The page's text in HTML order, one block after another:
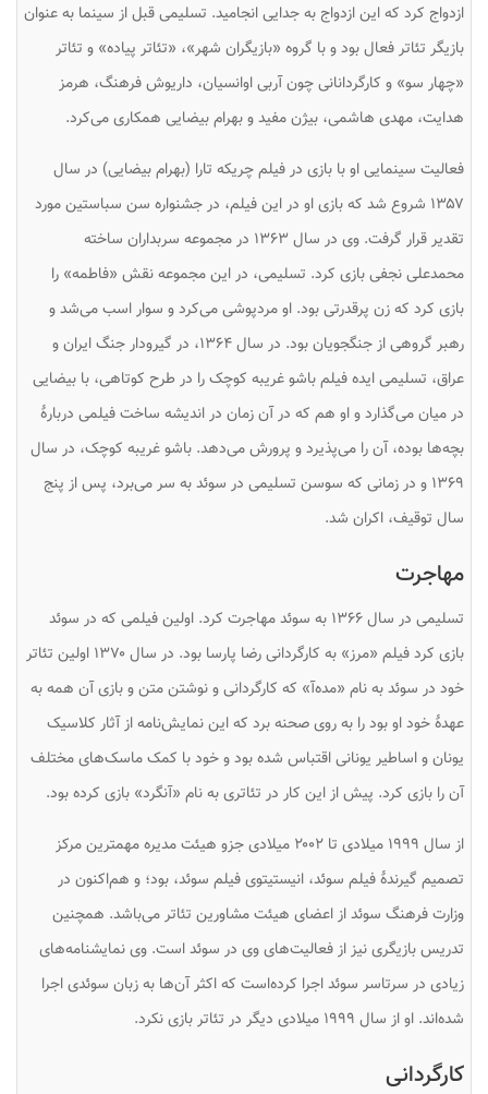
ازدواج کرد که این ازدواج به جدایی انجامید. تسلیمی قبل از سینما به عنوان
بازیگر تئاتر فعال بود و با گروه «بازیگران شهر»، «تئاتر پیاده» و تئاتر
«چهار سو» و کارگردانانی چون آربی اوانسیان، داریوش فرهنگ، هرمز
هدایت، مهدی هاشمی، بیژن مفید و بهرام بیضایی همکاری می‌کرد.
فعالیت سینمایی او با بازی در فیلمچریکه تارا (بهرام بیضایی) در سال
۱۳۵۷ شروع شد که بازی او در این فیلم، در جشنواره سن سباستین مورد
تقدیر قرار گرفت. وی در سال ۱۳۶۳ در مجموعه سربداران ساخته
محمدعلی نجفی بازی کرد. تسلیمی، در این مجموعه نقش «فاطمه» را
بازی کرد که زن پرقدرتی بود. او مردپوشی می‌کرد و سوار اسب می‌شد و
رهبر گروهی از جنگجویان بود. در سال ۱۳۶۴، در گیرودار جنگ ایران و
عراق، تسلیمی ایده فیلم باشو غریبه کوچک را در طرح کوتاهی، با بیضایی
در میان می‌گذارد و او هم که در آن زمان در اندیشه ساخت فیلمی دربارهٔ
بچه‌ها بوده، آن را می‌پذیرد و پرورش می‌دهد. باشو غریبه کوچک، در سال
۱۳۶۹ و در زمانی که سوسن تسلیمی در سوئد به سر می‌برد، پس از پنج
سال توقیف، اکران شد.
مهاجرت
تسلیمی در سال ۱۳۶۶ به سوئد مهاجرت کرد. اولین فیلمی که در سوئد
بازی کرد فیلم «مرز» به کارگردانی رضا پارسا بود. در سال ۱۳۷۰ اولین تئاتر
خود در سوئد به نام «مده‌آ» که کارگردانی و نوشتن متن و بازی آن همه به
عهدهٔ خود او بود را به روی صحنه برد که این نمایش‌نامه از آثار کلاسیک
یونان و اساطیر یونانی اقتباس شده بود و خود با کمک ماسک‌های مختلف
آن را بازی کرد. پیش از این کار در تئاتری به نام «آنگرد» بازی کرده بود.
از سال ۱۹۹۹ میلادی تا ۲۰۰۲ میلادی جزو هیئت مدیره مهمترین مرکز
تصمیم گیرندهٔ فیلم سوئد، انیستیتوی فیلم سوئد، بود؛ و هم‌اکنون در
وزارت فرهنگ سوئد از اعضای هیئت مشاورین تئاتر می‌باشد. همچنین
تدریس بازیگری نیز از فعالیت‌های وی در سوئد است. وی نمایشنامه‌های
زیادی در سرتاسر سوئد اجرا کرده‌است که اکثر آن‌ها به زبان سوئدی اجرا
شده‌اند. او از سال ۱۹۹۹ میلادی دیگر در تئاتر بازی نکرد.
کارگردانی